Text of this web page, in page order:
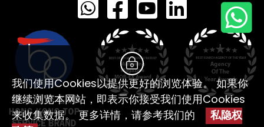
我们使用Cookies以提供更好的浏览体验。 如果你
继续浏览本网站，即表示你接受我们使用Cookies
来收集数据。 更多详情，请参考我们的
私隐权